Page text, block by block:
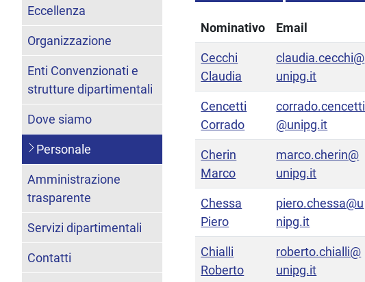
Nominativo Email
Cecchi
Claudia
claudia.cecchi@
unipg.it
Cencetti
Corrado
corrado.cencetti
@unipg.it
Cherin
Marco
marco.cherin@
unipg.it
Chessa
Piero
piero.chessa@u
nipg.it
Chialli
Roberto
roberto.chialli@
unipg.it
Eccellenza
Organizzazione
Enti Convenzionati e
strutture dipartimentali
Dove siamo
Personale
Amministrazione
trasparente
Servizi dipartimentali
Contatti